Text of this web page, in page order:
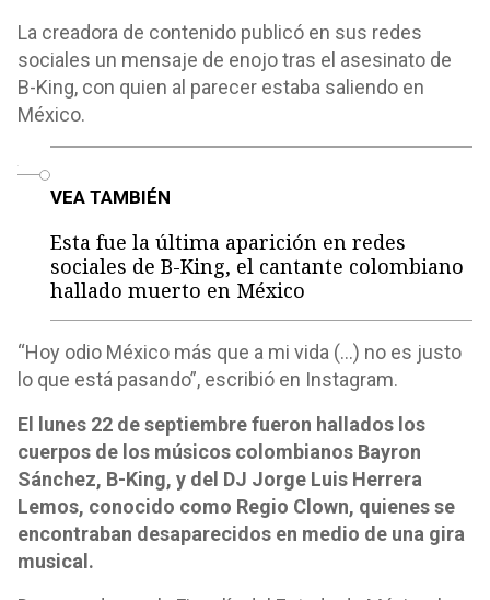
La creadora de contenido publicó en sus redes
sociales un mensaje de enojo tras el asesinato de
B-King, con quien al parecer estaba saliendo en
México.
VEA TAMBIÉN
Esta fue la última aparición en redes
sociales de B-King, el cantante colombiano
hallado muerto en México
“Hoy odio México más que a mi vida (…) no es justo
lo que está pasando”, escribió en Instagram.
El lunes 22 de septiembre fueron hallados los
cuerpos de los músicos colombianos Bayron
Sánchez, B-King, y del DJ Jorge Luis Herrera
Lemos, conocido como Regio Clown, quienes se
encontraban desaparecidos en medio de una gira
musical.